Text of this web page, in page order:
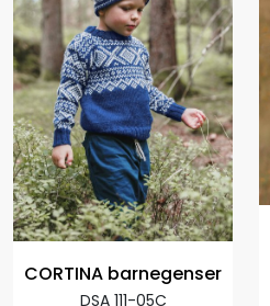
CORTINA barnegenser
DSA 111-05C